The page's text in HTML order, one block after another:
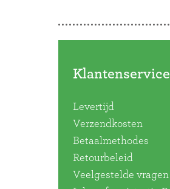
Klantenservice
Levertijd
Verzendkosten
Betaalmethodes
Retourbeleid
Veelgestelde vragen